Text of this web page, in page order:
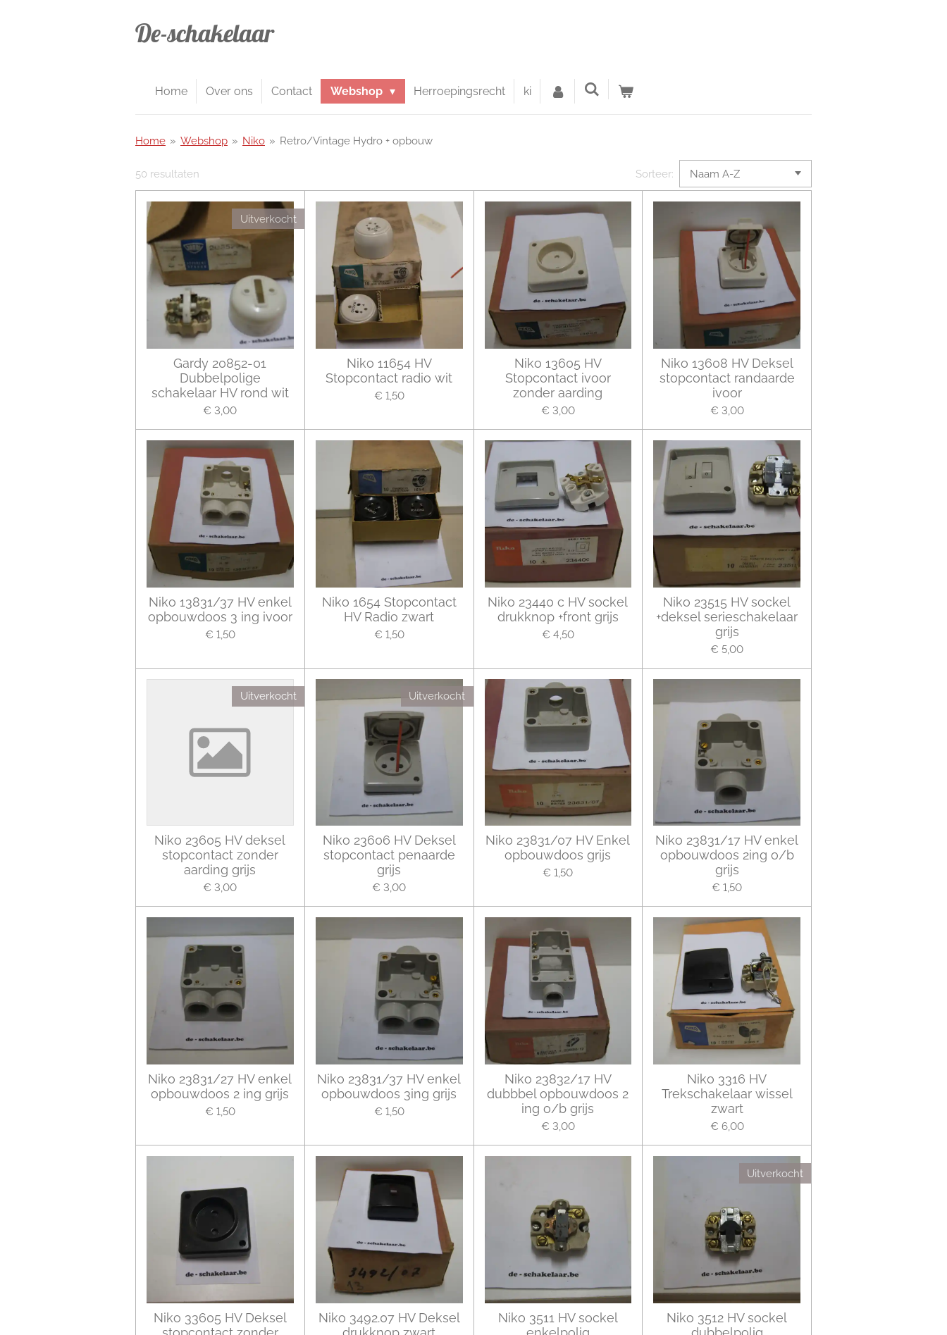
De-schakelaar
Home Over ons Contact Webshop Herroepingsrecht ki
Home » Webshop » Niko » Retro/Vintage Hydro + opbouw
50 resultaten Sorteer:
Uitverkocht
Gardy 20852-01
Dubbelpolige
schakelaar HV rond wit
€ 3,00
Niko 11654 HV
Stopcontact radio wit
€ 1,50
Niko 13605 HV
Stopcontact ivoor
zonder aarding
€ 3,00
Niko 13608 HV Deksel
stopcontact randaarde
ivoor
€ 3,00
Niko 13831/37 HV enkel
opbouwdoos 3 ing ivoor
€ 1,50
Niko 1654 Stopcontact
HV Radio zwart
€ 1,50
Niko 23440 c HV sockel
drukknop +front grijs
€ 4,50
Niko 23515 HV sockel
+deksel serieschakelaar
grijs
€ 5,00
Uitverkocht
Niko 23605 HV deksel
stopcontact zonder
aarding grijs
€ 3,00
Uitverkocht
Niko 23606 HV Deksel
stopcontact penaarde
grijs
€ 3,00
Niko 23831/07 HV Enkel
opbouwdoos grijs
€ 1,50
Niko 23831/17 HV enkel
opbouwdoos 2ing o/b
grijs
€ 1,50
Niko 23831/27 HV enkel
opbouwdoos 2 ing grijs
€ 1,50
Niko 23831/37 HV enkel
opbouwdoos 3ing grijs
€ 1,50
Niko 23832/17 HV
dubbbel opbouwdoos 2
ing o/b grijs
€ 3,00
Niko 3316 HV
Trekschakelaar wissel
zwart
€ 6,00
Niko 33605 HV Deksel
Niko 3492.07 HV Deksel
Niko 3511 HV sockel
Uitverkocht
Niko 3512 HV sockel